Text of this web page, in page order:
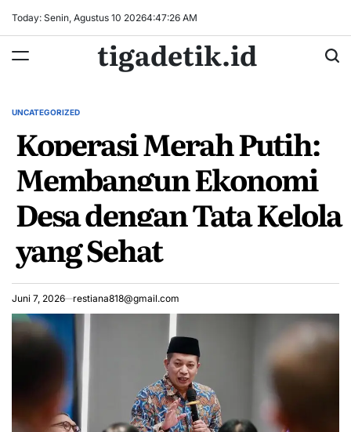
Today: Senin, Agustus 10 20264:47:26 AM
tigadetik.id
POSTED
UNCATEGORIZED
Koperasi Merah Putih:
Membangun Ekonomi
Desa dengan Tata Kelola
yang Sehat
Juni 7, 2026 restiana818@gmail.com